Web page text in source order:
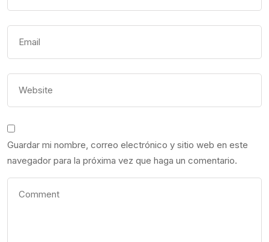
Guardar mi nombre, correo electrónico y sitio web en este
navegador para la próxima vez que haga un comentario.